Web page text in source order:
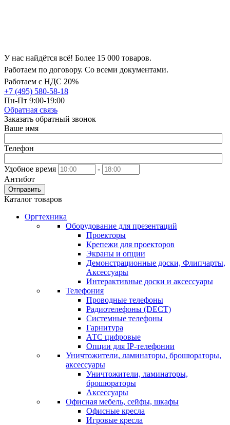
У нас найдётся всё! Более 15 000 товаров.
Работаем по договору. Со всеми документами.
Работаем с НДС 20%
+7 (495) 580-58-18
Пн-Пт 9:00-19:00
Обратная связь
Заказать обратный звонок
Ваше имя
Телефон
Удобное время
-
Антибот
Отправить
Каталог товаров
Оргтехника
Оборудование для презентаций
Проекторы
Крепежи для проекторов
Экраны и опции
Демонстрационные доски, Флипчарты,
Аксессуары
Интерактивные доски и аксессуары
Телефония
Проводные телефоны
Радиотелефоны (DECT)
Системные телефоны
Гарнитура
АТС цифровые
Опции для IP-телефонии
Уничтожители, ламинаторы, брошюраторы,
аксессуары
Уничтожители, ламинаторы,
брошюраторы
Аксессуары
Офисная мебель, сейфы, шкафы
Офисные кресла
Игровые кресла